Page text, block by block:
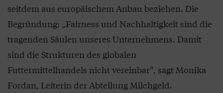
seitdem aus europäischem Anbau beziehen. Die
Begründung: „Fairness und Nachhaltigkeit sind die
tragenden Säulen unseres Unternehmens. Damit
sind die Strukturen des globalen
Futtermittelhandels nicht vereinbar“, sagt Monika
Fordan, Leiterin der Abteilung Milchgeld.